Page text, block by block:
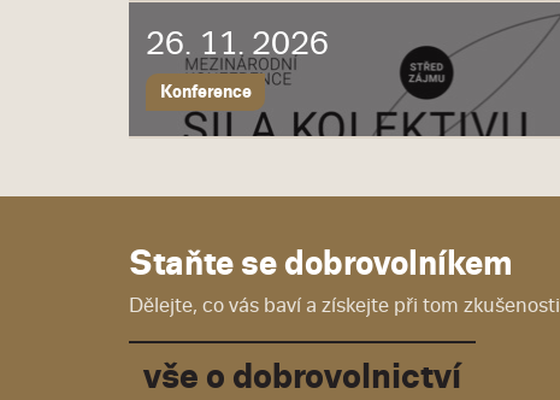
26. 11. 2026
Konference
Staňte se dobrovolníkem
Dělejte, co vás baví a získejte při tom zkušenosti.
vše o dobrovolnictví